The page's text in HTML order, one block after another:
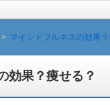
マインドフルネスの効果？
効果？痩せる？